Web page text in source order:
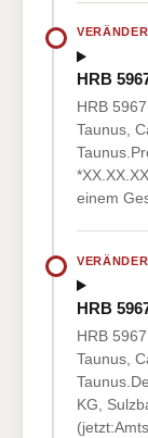
HRB
HRB
Taunus,
einem
HRB
HRB
Taunus,
KG,